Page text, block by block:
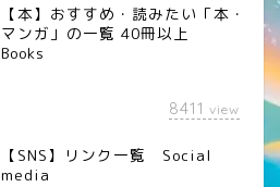
【本】おすすめ・読みたい「本・
マンガ」の一覧 40冊以上
Books
8411 view
【SNS】リンク一覧 Social
media